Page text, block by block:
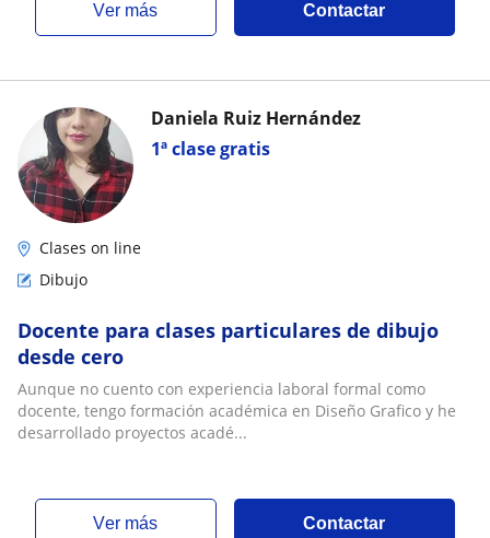
ver más Contactar
1ª clase gratis
Daniela Ruiz Hernández
Clases on line
Dibujo
Docente para clases particulares de dibujo
desde cero
Aunque no cuento con experiencia laboral formal como
docente, tengo formación académica en Diseño Grafico y he
desarrollado proyectos acadé...
ver más Contactar